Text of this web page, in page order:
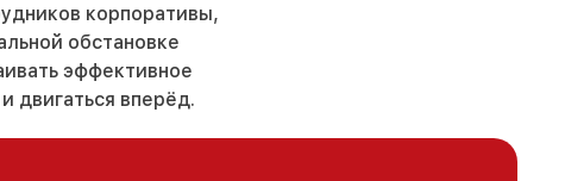
корпоративы,
обстановке
эффективное
двигаться вперёд.